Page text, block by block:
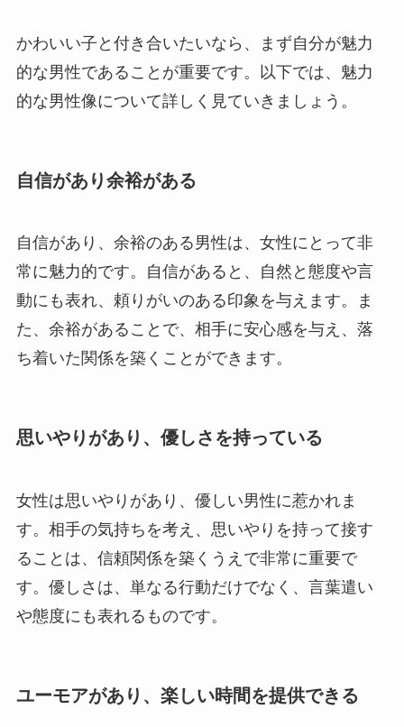
かわいい子と付き合いたいなら、まず自分が魅力
的な男性であることが重要です。以下では、魅力
的な男性像について詳しく見ていきましょう。
自信があり余裕がある
自信があり、余裕のある男性は、女性にとって非
常に魅力的です。自信があると、自然と態度や言
動にも表れ、頼りがいのある印象を与えます。ま
た、余裕があることで、相手に安心感を与え、落
ち着いた関係を築くことができます。
思いやりがあり、優しさを持っている
女性は思いやりがあり、優しい男性に惹かれま
す。相手の気持ちを考え、思いやりを持って接す
ることは、信頼関係を築くうえで非常に重要で
す。優しさは、単なる行動だけでなく、言葉遣い
や態度にも表れるものです。
ユーモアがあり、楽しい時間を提供できる